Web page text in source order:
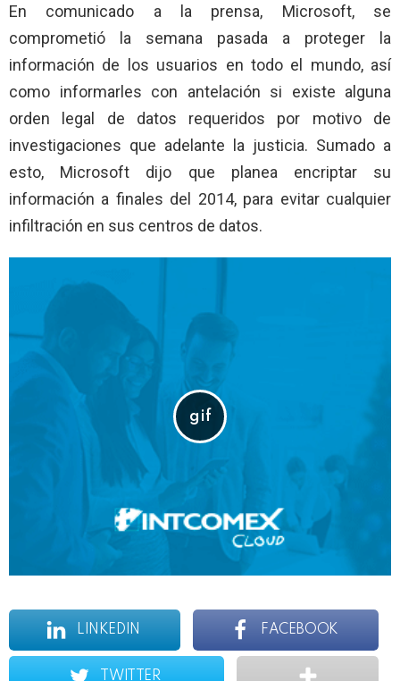
En comunicado a la prensa, Microsoft, se
comprometió la semana pasada a proteger la
información de los usuarios en todo el mundo, así
como informarles con antelación si existe alguna
orden legal de datos requeridos por motivo de
investigaciones que adelante la justicia. Sumado a
esto, Microsoft dijo que planea encriptar su
información a finales del 2014, para evitar cualquier
infiltración en sus centros de datos.
LINKEDIN FACEBOOK
TWITTER